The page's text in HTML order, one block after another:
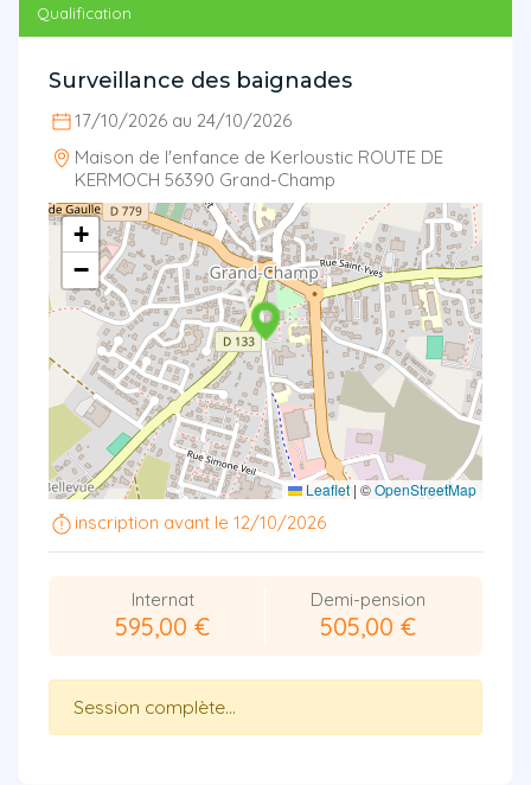
Qualification
Surveillance des baignades
17/10/2026 au 24/10/2026
Maison de l'enfance de Kerloustic ROUTE DE
KERMOCH 56390 Grand-Champ
+
−
Leaflet| ©OpenStreetMap
inscription avant le 12/10/2026
Internat
595,00 €
Demi-pension
505,00 €
Session complète...